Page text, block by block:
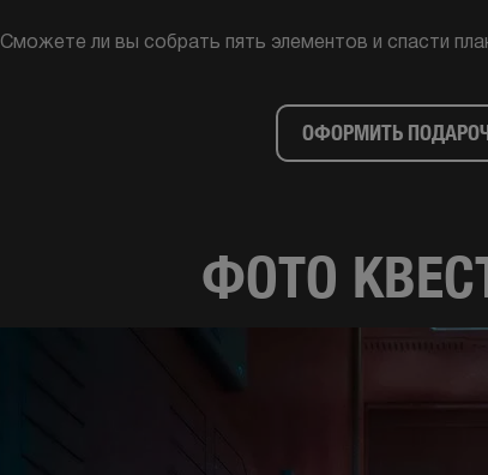
Сможете ли вы собрать пять элементов и спасти
ОФОРМИТЬ
ФОТО